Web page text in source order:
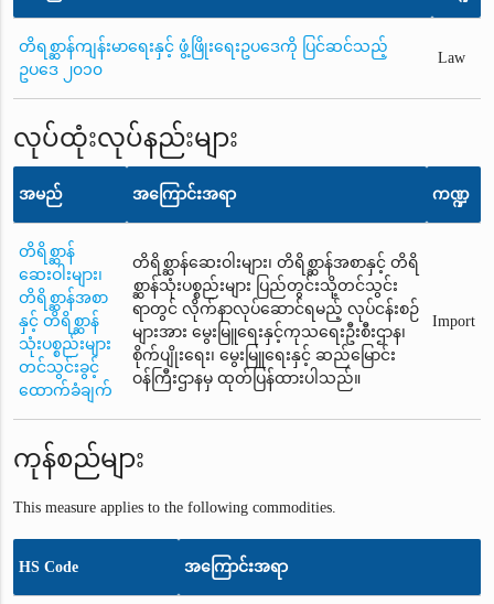
တိရစ္ဆာန်ကျန်းမာရေးနှင့် ဖွံ့ဖြိုးရေးဥပဒေကို ပြင်ဆင်သည့်
ဥပဒေ ၂၀၁၀
Law
လုပ်ထုံးလုပ်နည်းများ
အမည် အကြောင်းအရာ ကဏ္ဍ
တိရိစ္ဆာန်
ဆေးဝါးများ၊
တိရိစ္ဆာန်အစာ
နှင့် တိရိစ္ဆာန်
သုံးပစ္စည်းများ
တင်သွင်းခွင့်
ထောက်ခံချက်
တိရိစ္ဆာန်ဆေးဝါးများ၊ တိရိစ္ဆာန်အစာနှင့် တိရိ
စ္ဆာန်သုံးပစ္စည်းများ ပြည်တွင်းသို့တင်သွင်း
ရာတွင် လိုက်နာလုပ်ဆောင်ရမည့် လုပ်ငန်းစဉ်
များအား မွေးမြူရေးနှင့်ကုသရေးဦးစီးဌာန၊
စိုက်ပျိုးရေး၊ မွေးမြူရေးနှင့် ဆည်မြောင်း
ဝန်ကြီးဌာနမှ ထုတ်ပြန်ထားပါသည်။
Import
ကုန်စည်များ
This measure applies to the following commodities.
HS Code အကြောင်းအရာ